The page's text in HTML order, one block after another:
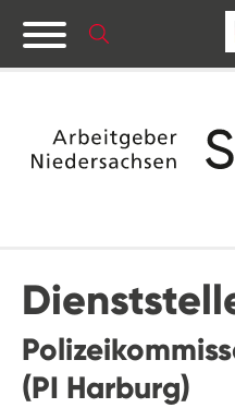
(PI Harburg)